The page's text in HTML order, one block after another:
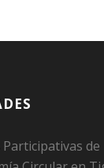
Participativas de